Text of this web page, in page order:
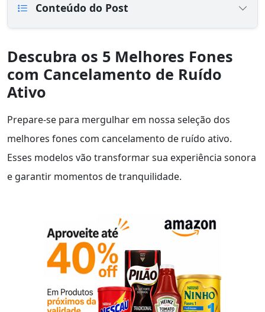
Conteúdo do Post
Descubra os 5 Melhores Fones
com Cancelamento de Ruído
Ativo
Prepare-se para mergulhar em nossa seleção dos
melhores fones com cancelamento de ruído ativo.
Esses modelos vão transformar sua experiência sonora
e garantir momentos de tranquilidade.